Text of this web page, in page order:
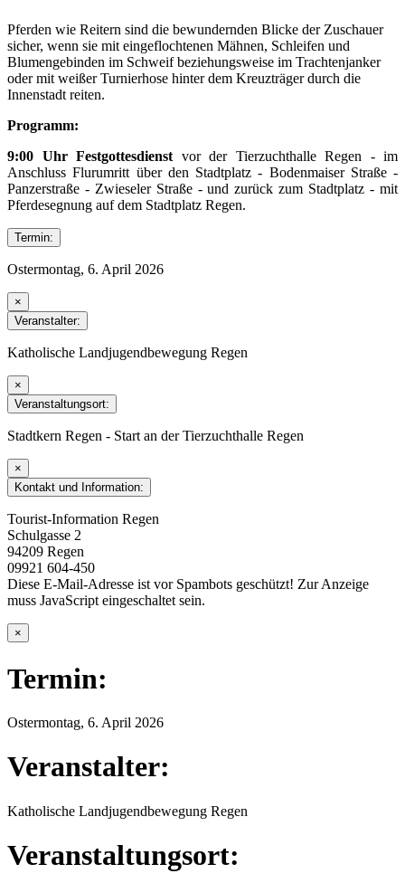
Pferden wie Reitern sind die bewundernden Blicke der Zuschauer
sicher, wenn sie mit eingeflochtenen Mähnen, Schleifen und
Blumengebinden im Schweif beziehungsweise im Trachtenjanker
oder mit weißer Turnierhose hinter dem Kreuzträger durch die
Innenstadt reiten.
Programm:
9:00 Uhr Festgottesdienst vor der Tierzuchthalle Regen - im
Anschluss Flurumritt über den Stadtplatz - Bodenmaiser Straße -
Panzerstraße - Zwieseler Straße - und zurück zum Stadtplatz - mit
Pferdesegnung auf dem Stadtplatz Regen.
Termin:
Ostermontag, 6. April 2026
×
Veranstalter:
Katholische Landjugendbewegung Regen
×
Veranstaltungsort:
Stadtkern Regen - Start an der Tierzuchthalle Regen
×
Kontakt und Information:
Tourist-Information Regen
Schulgasse 2
94209 Regen
09921 604-450
Diese E-Mail-Adresse ist vor Spambots geschützt! Zur Anzeige
muss JavaScript eingeschaltet sein.
×
Termin:
Ostermontag, 6. April 2026
Veranstalter:
Katholische Landjugendbewegung Regen
Veranstaltungsort: